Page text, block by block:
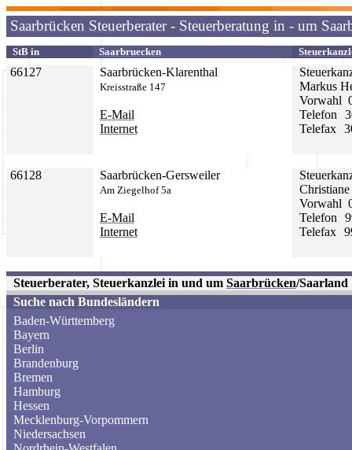
Saarbrücken Steuerberater- Steuerberatung in - um
StBin Saarbruecken
66127 Saarbrücken-Klarenthal
Kreisstraße 147
E-Mail
Internet
Markus
Vorwahl
Telefon
Telefax
66128 Saarbrücken-Gersweiler
Am Ziegelhof 5a
E-Mail
Internet
Vorwahl
Telefon
Telefax
Steuerberater, Steuerkanzlei in und um Saarbrücken/Saarland
Suche nach Bundesländern
Baden-Württemberg
Bayern
Berlin
Brandenburg
Bremen
Hamburg
Hessen
Mecklenburg-Vorpommern
Niedersachsen